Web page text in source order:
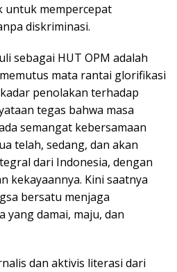
untuk mempercepat
diskriminasi.
sebagai HUT OPM adalah
mata rantai glorifikasi
penolakan terhadap
tegas bahwa masa
semangat kebersamaan
telah, sedang, dan akan
dari Indonesia, dengan
kekayaannya. Kini saatnya
bersatu menjaga
yang damai, maju, dan
dan aktivis literasi dari